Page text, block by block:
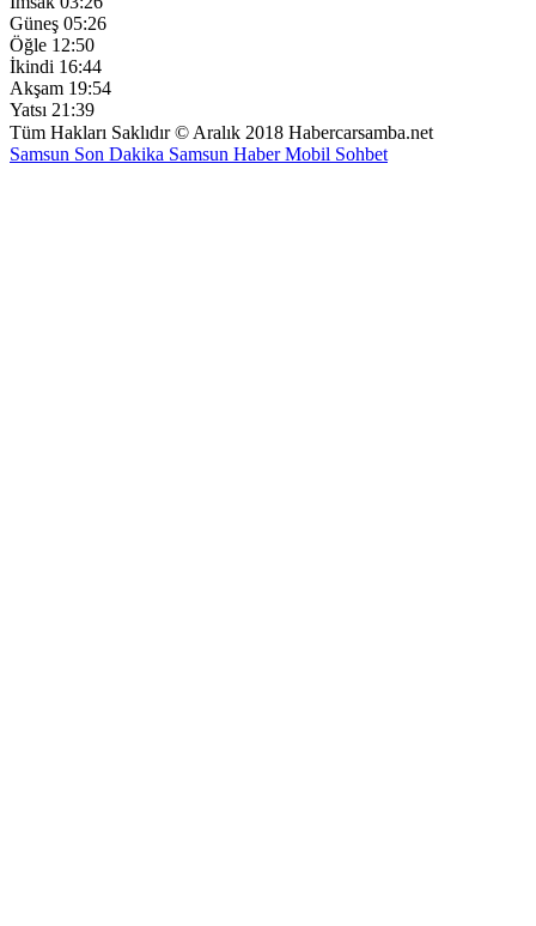
Güneş 05:26
Öğle 12:50
İkindi 16:44
Akşam 19:54
Yatsı 21:39
Tüm Hakları Saklıdır © Aralık 2018 Habercarsamba.net
Samsun Son Dakika Samsun HaberMobil Sohbet